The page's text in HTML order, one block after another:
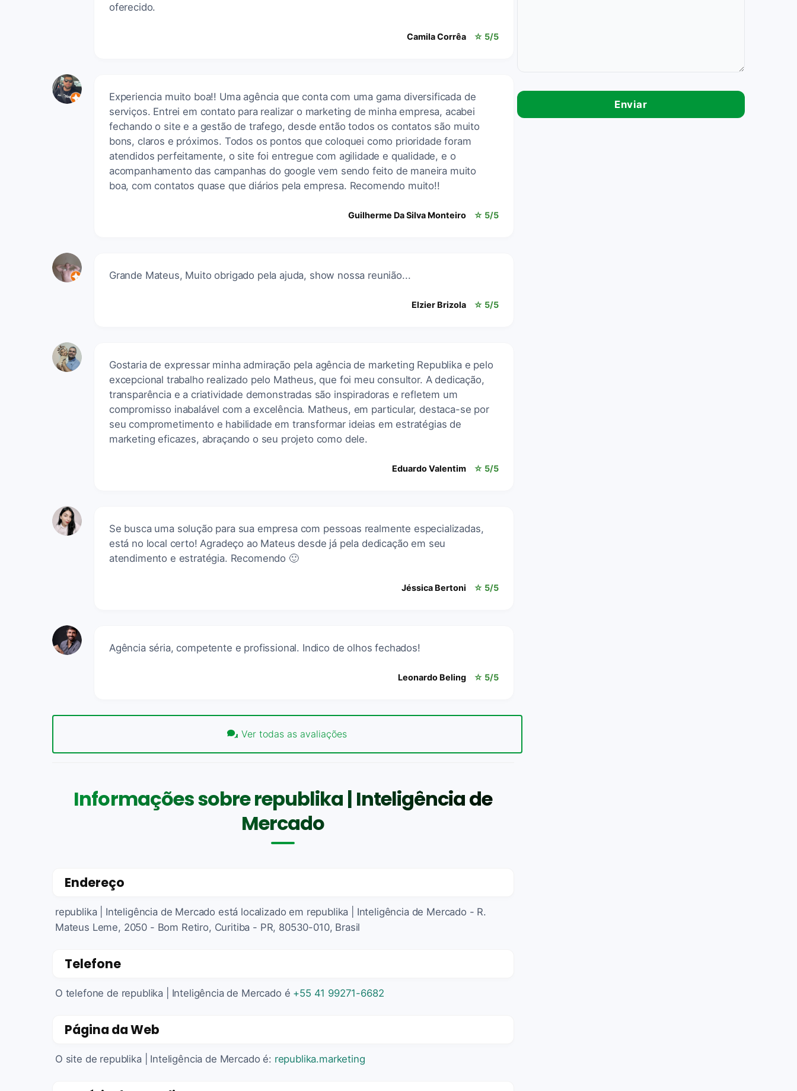
oferecido.
Camila Corrêa ☆ 5/5
Experiencia muito boa!! Uma agência que conta com uma gama diversificada de
serviços. Entrei em contato para realizar o marketing de minha empresa, acabei
fechando o site e a gestão de trafego, desde então todos os contatos são muito
bons, claros e próximos. Todos os pontos que coloquei como prioridade foram
atendidos perfeitamente, o site foi entregue com agilidade e qualidade, e o
acompanhamento das campanhas do google vem sendo feito de maneira muito
boa, com contatos quase que diários pela empresa. Recomendo muito!!
Guilherme Da Silva Monteiro ☆ 5/5
Grande Mateus, Muito obrigado pela ajuda, show nossa reunião...
Elzier Brizola ☆ 5/5
Gostaria de expressar minha admiração pela agência de marketing Republika e pelo
excepcional trabalho realizado pelo Matheus, que foi meu consultor. A dedicação,
transparência e a criatividade demonstradas são inspiradoras e refletem um
compromisso inabalável com a excelência. Matheus, em particular, destaca-se por
seu comprometimento e habilidade em transformar ideias em estratégias de
marketing eficazes, abraçando o seu projeto como dele.
Eduardo Valentim ☆ 5/5
Se busca uma solução para sua empresa com pessoas realmente especializadas,
está no local certo! Agradeço ao Mateus desde já pela dedicação em seu
atendimento e estratégia. Recomendo 🙂
Jéssica Bertoni ☆ 5/5
Agência séria, competente e profissional. Indico de olhos fechados!
Leonardo Beling ☆ 5/5
Ver todas as avaliações
Informações sobre republika | Inteligência de
Mercado
Endereço
republika | Inteligência de Mercado está localizado em republika | Inteligência de Mercado - R.
Mateus Leme, 2050 - Bom Retiro, Curitiba - PR, 80530-010, Brasil
Telefone
O telefone de republika | Inteligência de Mercado é +55 41 99271-6682
Página da Web
O site de republika | Inteligência de Mercado é: republika.marketing